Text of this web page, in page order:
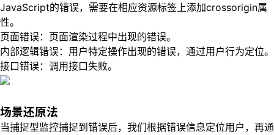
JavaScript的错误，需要在相应资源标签上添加crossorigin属
性。
页面错误：页面渲染过程中出现的错误。
内部逻辑错误：用户特定操作出现的错误，通过用户行为定位。
接口错误：调用接口失败。
场景还原法
当捕捉型监控捕捉到错误后，我们根据错误信息定位用户，再通